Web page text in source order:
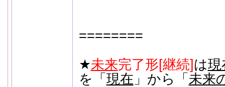
========
★未来完了形[継続] は現
を「 現在 」から「 未来